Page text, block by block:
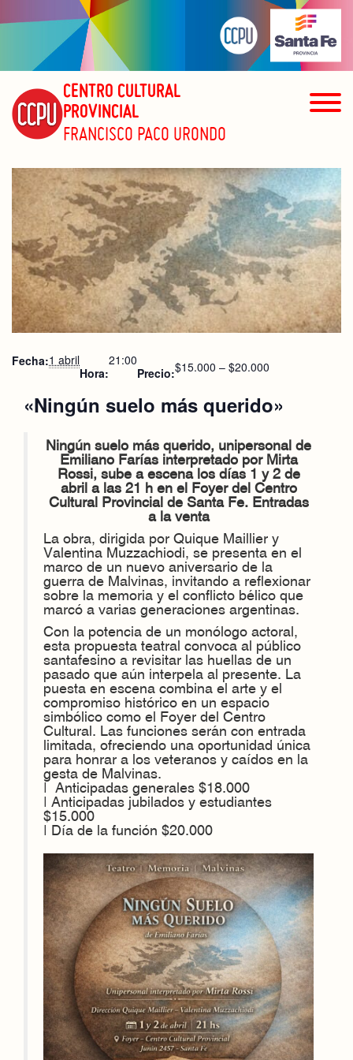
CENTRO CULTURAL
PROVINCIAL
FRANCISCO PACO URONDO
Fecha:1 abril
Hora:
21:00
Precio:$15.000 – $20.000
«Ningún suelo más querido»
Ningún suelo más querido, unipersonal de
Emiliano Farías interpretado por Mirta
Rossi, sube a escena los días 1 y 2 de
abril a las 21 h en el Foyer del Centro
Cultural Provincial de Santa Fe. Entradas
a la venta
La obra, dirigida por Quique Maillier y
Valentina Muzzachiodi, se presenta en el
marco de un nuevo aniversario de la
guerra de Malvinas, invitando a reflexionar
sobre la memoria y el conflicto bélico que
marcó a varias generaciones argentinas.
Con la potencia de un monólogo actoral,
esta propuesta teatral convoca al público
santafesino a revisitar las huellas de un
pasado que aún interpela al presente. La
puesta en escena combina el arte y el
compromiso histórico en un espacio
simbólico como el Foyer del Centro
Cultural. Las funciones serán con entrada
limitada, ofreciendo una oportunidad única
para honrar a los veteranos y caídos en la
gesta de Malvinas.
| Anticipadas generales $18.000
| Anticipadas jubilados y estudiantes
$15.000
| Día de la función $20.000